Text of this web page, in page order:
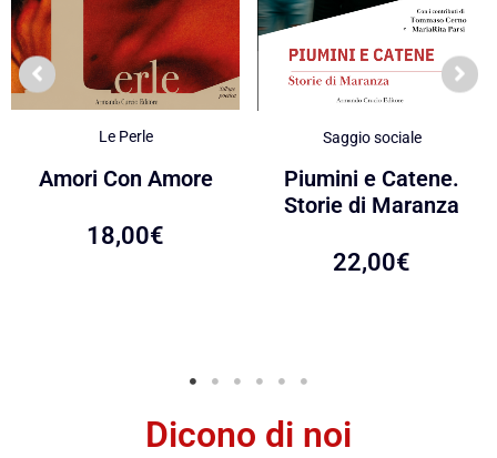
Le Perle
Amori Con Amore
18,00€
Saggio sociale
Piumini e Catene.
Storie di Maranza
22,00€
Dicono di noi